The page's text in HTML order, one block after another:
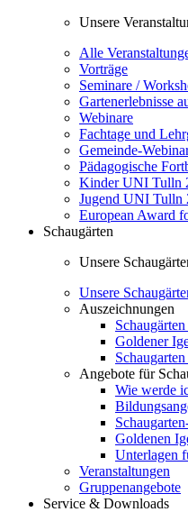
Unsere
Alle
Vorträge
Seminare /
Gartenerlebnisse
Webinare
Fachtage und
Gemeinde-
Pädagogische
Kinder UNI Tulln
Jugend UNI Tulln
European Award
Schaugärten
Unsere
Unsere
Auszeichnungen
Schaugärten
Goldener
Angebote für
Wie werde
Goldenen
Unterlagen
Veranstaltungen
Gruppenangebote
Service & Downloads